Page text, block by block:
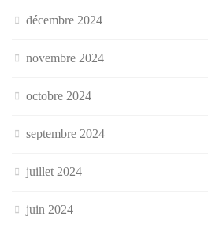
décembre 2024
novembre 2024
octobre 2024
septembre 2024
juillet 2024
juin 2024